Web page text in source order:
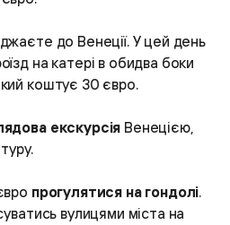
до Венеції. У цей день
на катері в обидва боки
коштує 30 євро.
екскурсія Венецією,
прогулятися на гондолі.
вулицями міста на